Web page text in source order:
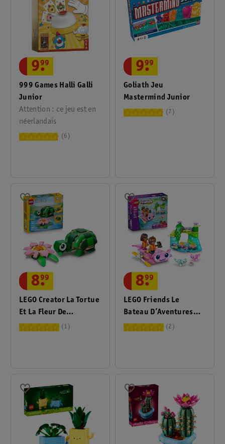
999 Games Halli Galli
Junior
Attention : ce jeu est en
néerlandais
9.
99
6
Goliath Jeu
Mastermind Junior
9.
99
7
LEGO Creator La Tortue
Et La Fleur De
Nénuphar 31377
8.
99
1
LEGO Friends Le
Bateau D’Aventures
Axolotl 42681
8.
99
2